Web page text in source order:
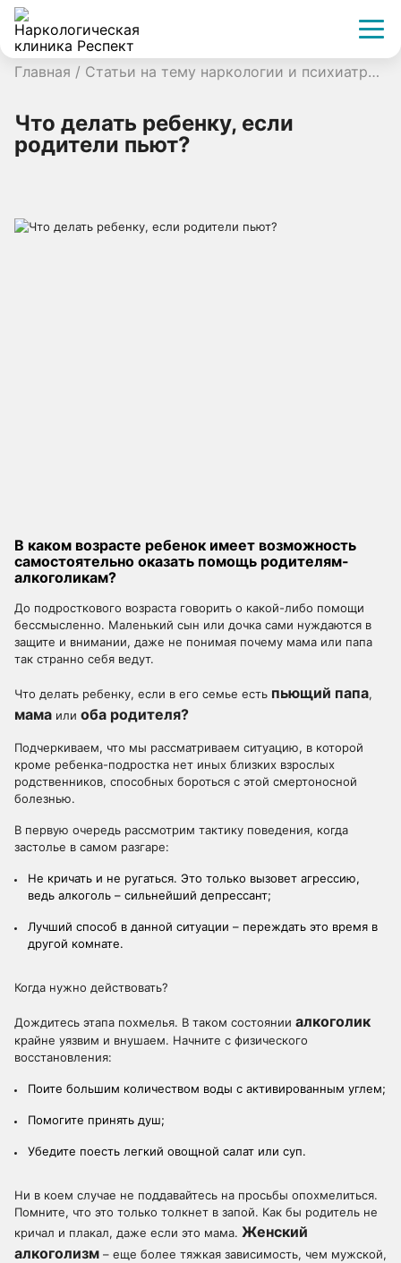
Главная / Статьи на тему наркологии и психиатрии
Что делать ребенку, если
родители пьют?
В каком возрасте ребенок имеет возможность
самостоятельно оказать помощь родителям-
алкоголикам?
До подросткового возраста говорить о какой-либо помощи
бессмысленно. Маленький сын или дочка сами нуждаются в
защите и внимании, даже не понимая почему мама или папа
так странно себя ведут.
Что делать ребенку, если в его семье есть пьющий папа,
мама или оба родителя?
Подчеркиваем, что мы рассматриваем ситуацию, в которой
кроме ребенка-подростка нет иных близких взрослых
родственников, способных бороться с этой смертоносной
болезнью.
В первую очередь рассмотрим тактику поведения, когда
застолье в самом разгаре:
Не кричать и не ругаться. Это только вызовет агрессию,
ведь алкоголь – сильнейший депрессант;
Лучший способ в данной ситуации – переждать это время в
другой комнате.
Когда нужно действовать?
Дождитесь этапа похмелья. В таком состоянии алкоголик
крайне уязвим и внушаем. Начните с физического
восстановления:
Поите большим количеством воды с активированным углем;
Помогите принять душ;
Убедите поесть легкий овощной салат или суп.
Ни в коем случае не поддавайтесь на просьбы опохмелиться.
Помните, что это только толкнет в запой. Как бы родитель не
кричал и плакал, даже если это мама. Женский
алкоголизм – еще более тяжкая зависимость, чем мужской,